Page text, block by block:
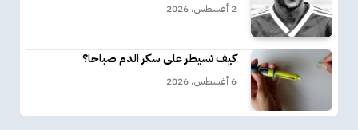
2 أغسطس، 2026
كيف تسيطر على سكر الدم صباحا؟
6 أغسطس، 2026